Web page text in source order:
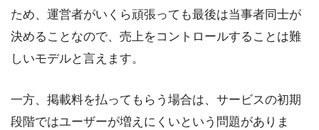
ため、運営者がいくら頑張っても最後は当事者同士が
決めることなので、売上をコントロールすることは難
しいモデルと言えます。
一方、掲載料を払ってもらう場合は、サービスの初期
段階ではユーザーが増えにくいという問題がありま